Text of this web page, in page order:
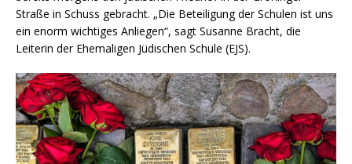
Straße in Schuss gebracht. „Die Beteiligung der Schulen ist uns
ein enorm wichtiges Anliegen“, sagt Susanne Bracht, die
Leiterin der Ehemaligen Jüdischen Schule (EJS).